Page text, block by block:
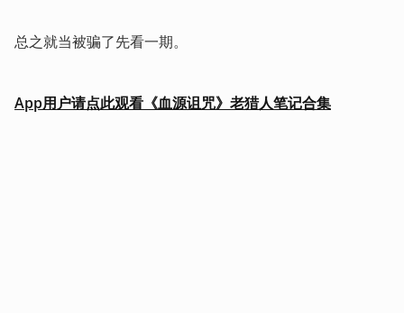
总之就当被骗了先看一期。
App用户请点此观看《血源诅咒》老猎人笔记合集